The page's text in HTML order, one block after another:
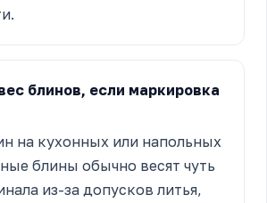
блинов, если маркировка
на кухонных или напольных
блины обычно весят чуть
из-за допусков литья,